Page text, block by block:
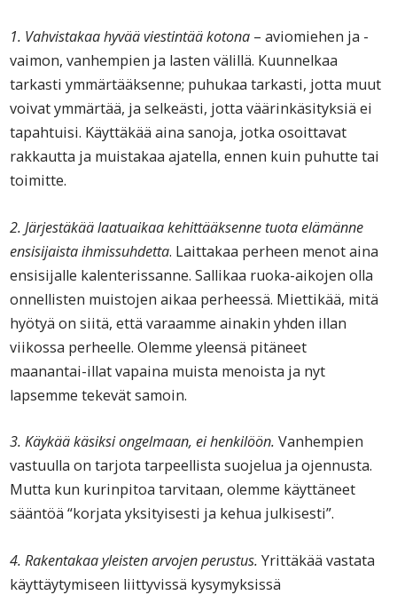
1. Vahvistakaa hyvää viestintää kotona – aviomiehen ja -
vaimon, vanhempien ja lasten välillä. Kuunnelkaa
tarkasti ymmärtääksenne; puhukaa tarkasti, jotta muut
voivat ymmärtää, ja selkeästi, jotta väärinkäsityksiä ei
tapahtuisi. Käyttäkää aina sanoja, jotka osoittavat
rakkautta ja muistakaa ajatella, ennen kuin puhutte tai
toimitte.
2. Järjestäkää laatuaikaa kehittääksenne tuota elämänne
ensisijaista ihmissuhdetta. Laittakaa perheen menot aina
ensisijalle kalenterissanne. Sallikaa ruoka-aikojen olla
onnellisten muistojen aikaa perheessä. Miettikää, mitä
hyötyä on siitä, että varaamme ainakin yhden illan
viikossa perheelle. Olemme yleensä pitäneet
maanantai-illat vapaina muista menoista ja nyt
lapsemme tekevät samoin.
3. Käykää käsiksi ongelmaan, ei henkilöön. Vanhempien
vastuulla on tarjota tarpeellista suojelua ja ojennusta.
Mutta kun kurinpitoa tarvitaan, olemme käyttäneet
sääntöä “korjata yksityisesti ja kehua julkisesti”.
4. Rakentakaa yleisten arvojen perustus. Yrittäkää vastata
käyttäytymiseen liittyvissä kysymyksissä